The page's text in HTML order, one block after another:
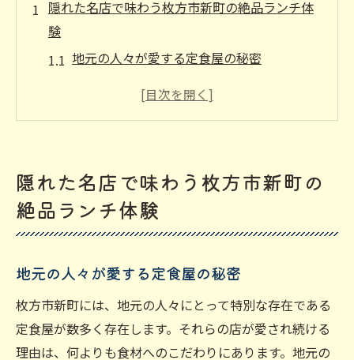
隠れた名店で味わう枚方市新町の絶品ランチ体
験
地元の人々が愛する定食屋の秘密
隠れ家のような雰囲気を楽しむ
特別な瞬間を共有できるおすすめランチス
ポット
新町の美味しいランチを探求！地元食材を活か
した定食店
食材の産地直送が生む風味の違い
地元の農家と連携した店舗の取り組み
隠れた名店で味わう枚方市新町の
絶品ランチ体験
地元の人々が愛する定食屋の秘密
枚方市新町には、地元の人々にとって特別な存在である
定食屋が数多く存在します。それらの店が愛され続ける
理由は、何よりも食材へのこだわりにあります。地元の